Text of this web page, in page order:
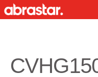
al